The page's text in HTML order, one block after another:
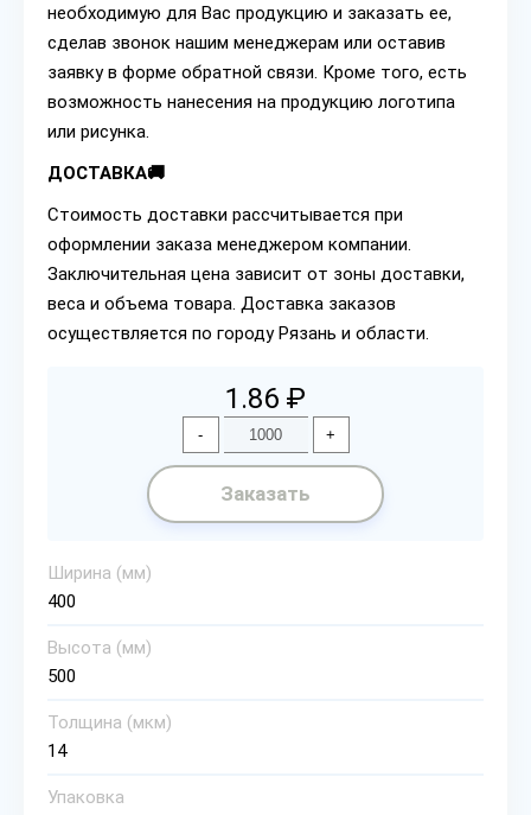
необходимую для Вас продукцию и заказать ее,
сделав звонок нашим менеджерам или оставив
заявку в форме обратной связи. Кроме того, есть
возможность нанесения на продукцию логотипа
или рисунка.
ДОСТАВКА🚚
Стоимость доставки рассчитывается при
оформлении заказа менеджером компании.
Заключительная цена зависит от зоны доставки,
веса и объема товара. Доставка заказов
осуществляется по городу Рязань и области.
1.86 ₽
- +
Заказать
Ширина (мм)
400
Высота (мм)
500
Толщина (мкм)
14
Упаковка